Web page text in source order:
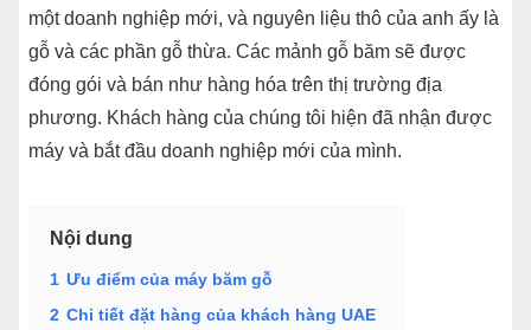
một doanh nghiệp mới, và nguyên liệu thô của anh ấy là
gỗ và các phần gỗ thừa. Các mảnh gỗ băm sẽ được
đóng gói và bán như hàng hóa trên thị trường địa
phương. Khách hàng của chúng tôi hiện đã nhận được
máy và bắt đầu doanh nghiệp mới của mình.
Nội dung
1 Ưu điểm của máy băm gỗ
2 Chi tiết đặt hàng của khách hàng UAE